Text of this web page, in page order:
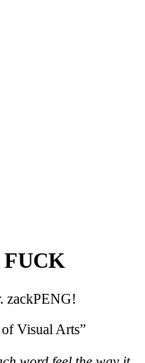
Doug Egen!
FUCK
zackPENG!
of Visual Arts”